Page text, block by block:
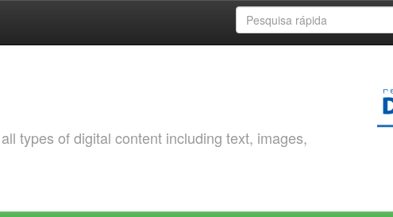
types of digital content including text, images,